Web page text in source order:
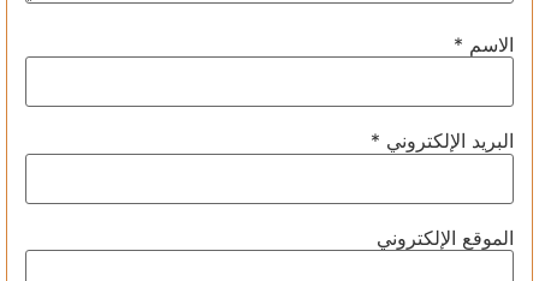
الاسم *
البريد الإلكتروني *
الموقع الإلكتروني